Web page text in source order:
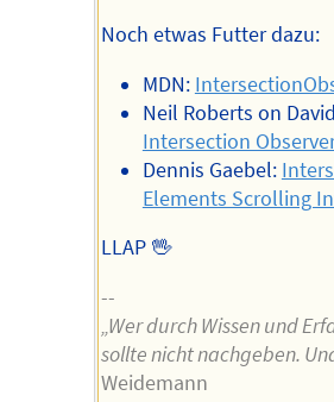
Noch etwas Futter dazu:
MDN:
Neil Roberts on
Intersection
Dennis Gaebel:
Elements Scrolling
LLAP 🖖
--
„Wer durch Wissen und
sollte nicht nachgeben.
Weidemann